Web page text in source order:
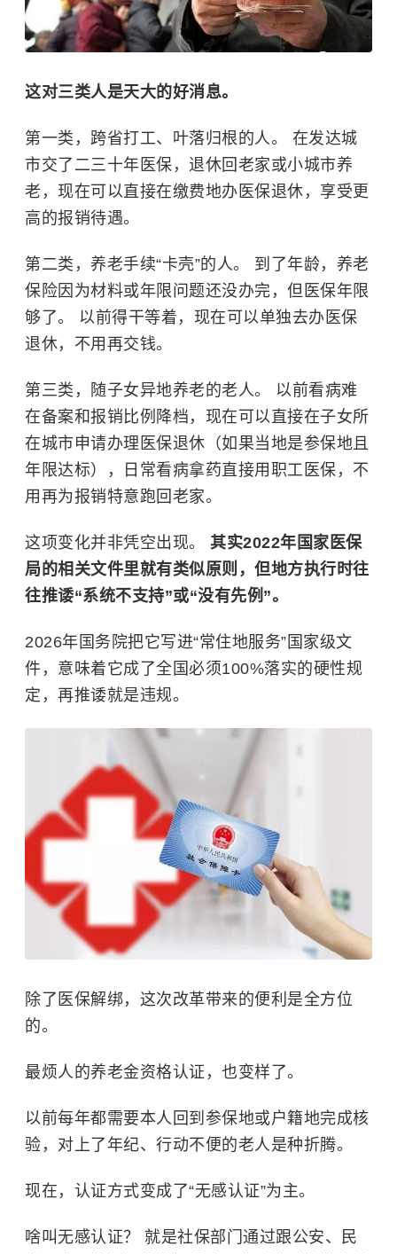
这对三类人是天大的好消息。
第一类，跨省打工、叶落归根的人。 在发达城
市交了二三十年医保，退休回老家或小城市养
老，现在可以直接在缴费地办医保退休，享受更
高的报销待遇。
第二类，养老手续“卡壳”的人。 到了年龄，养老
保险因为材料或年限问题还没办完，但医保年限
够了。 以前得干等着，现在可以单独去办医保
退休，不用再交钱。
第三类，随子女异地养老的老人。 以前看病难
在备案和报销比例降档，现在可以直接在子女所
在城市申请办理医保退休（如果当地是参保地且
年限达标），日常看病拿药直接用职工医保，不
用再为报销特意跑回老家。
这项变化并非凭空出现。 其实2022年国家医保
局的相关文件里就有类似原则，但地方执行时往
往推诿“系统不支持”或“没有先例”。
2026年国务院把它写进“常住地服务”国家级文
件，意味着它成了全国必须100%落实的硬性规
定，再推诿就是违规。
除了医保解绑，这次改革带来的便利是全方位
的。
最烦人的养老金资格认证，也变样了。
以前每年都需要本人回到参保地或户籍地完成核
验，对上了年纪、行动不便的老人是种折腾。
现在，认证方式变成了“无感认证”为主。
啥叫无感认证？ 就是社保部门通过跟公安、民